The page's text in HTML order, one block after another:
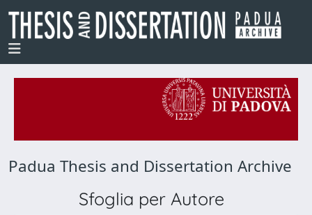
Padua Thesis and Dissertation Archive
Sfoglia per Autore